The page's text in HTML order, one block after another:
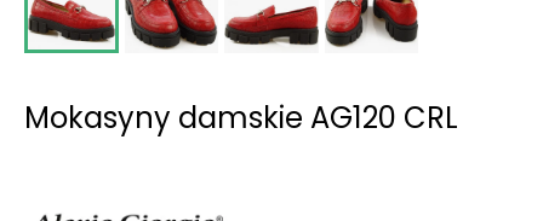
Mokasyny damskie AG120 CRL